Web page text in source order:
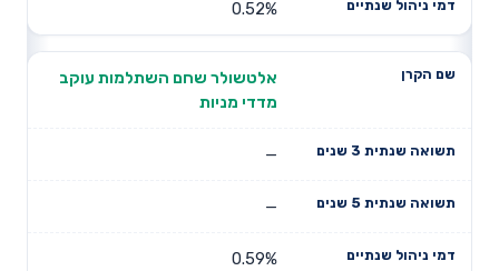
0.52%
אלטשולר שחם השתלמות עוקב
מדדי מניות
—
—
0.59%